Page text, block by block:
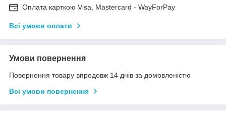
Оплата карткою Visa, Mastercard - WayForPay
Всі умови оплати
Умови повернення
Повернення товару впродовж 14 днів за домовленістю
Всі умови повернення